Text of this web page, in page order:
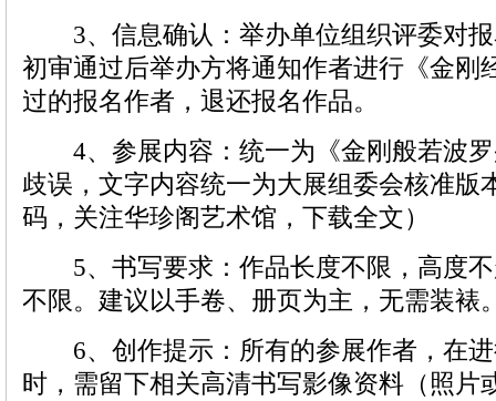
3、信息确认：举办单位组织评委对报
初审通过后举办方将通知作者进行《金刚
过的报名作者，退还报名作品。
4、参展内容：统一为《金刚般若波罗
歧误，文字内容统一为大展组委会核准版
码，关注华珍阁艺术馆，下载全文）
5、书写要求：作品长度不限，高度不
不限。建议以手卷、册页为主，无需装裱
6、创作提示：所有的参展作者，在进
时，需留下相关高清书写影像资料（照片